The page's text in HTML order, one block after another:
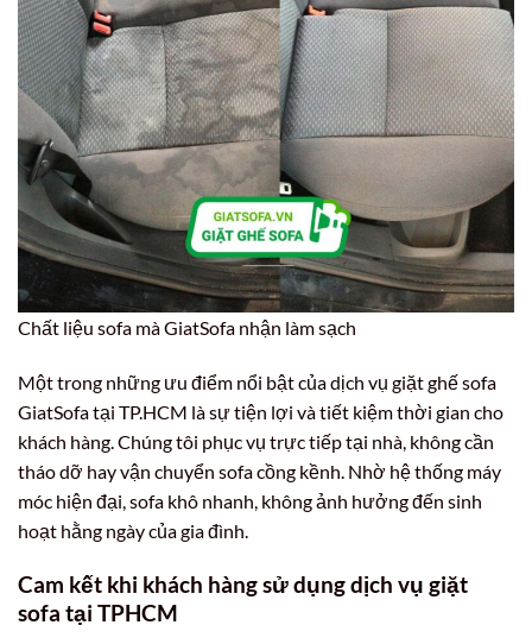
Chất liệu sofa mà GiatSofa nhận làm sạch
Một trong những ưu điểm nổi bật của dịch vụ giặt ghế sofa
GiatSofa tại TP.HCM là sự tiện lợi và tiết kiệm thời gian cho
khách hàng. Chúng tôi phục vụ trực tiếp tại nhà, không cần
tháo dỡ hay vận chuyển sofa cồng kềnh. Nhờ hệ thống máy
móc hiện đại, sofa khô nhanh, không ảnh hưởng đến sinh
hoạt hằng ngày của gia đình.
Cam kết khi khách hàng sử dụng dịch vụ giặt
sofa tại TPHCM